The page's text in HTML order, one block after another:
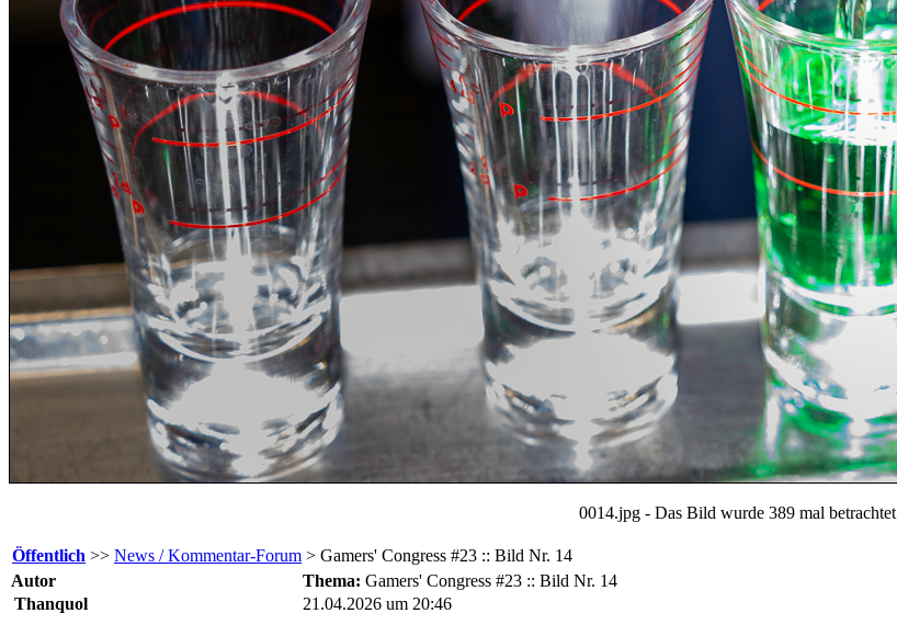
0014.jpg - Das Bild wurde 389 mal betrachtet
Öffentlich >> News / Kommentar-Forum > Gamers' Congress #23 :: Bild Nr. 14
Autor
Thema: Gamers' Congress #23 :: Bild Nr. 14
Thanquol
21.04.2026 um 20:46